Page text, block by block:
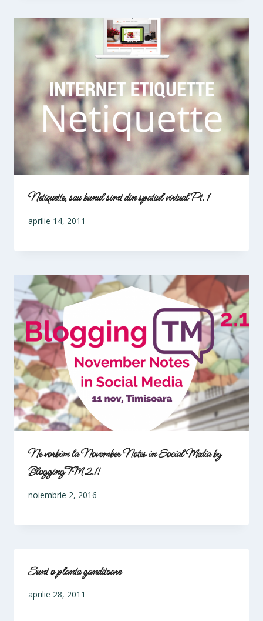
Netiquette, sau bunul simt din spatiul virtual Pt. 1
aprilie 14, 2011
Ne vorbim la November Notes in Social Media by
BloggingTM 2.1!
noiembrie 2, 2016
Sunt o planta ganditoare
aprilie 28, 2011